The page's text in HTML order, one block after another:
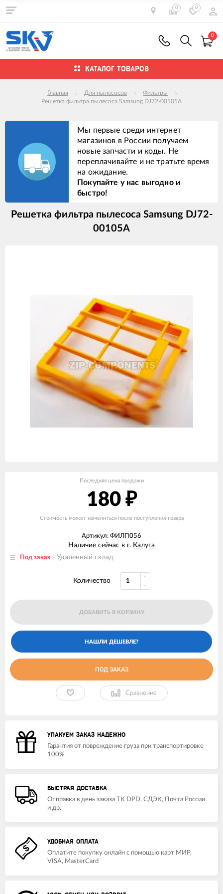
0 0
0
КАТАЛОГ ТОВАРОВ
Главная Для пылесосов
Фильтры
Решетка фильтра пылесоса Samsung DJ72-00105A
Мы первые среди интернет
магазинов в России получаем
новые запчасти и коды. Не
переплачивайте и не тратьте время
на ожидание.
Покупайте у нас выгодно и
быстро!
Решетка фильтра пылесоса Samsung DJ72-
00105A
Последняя цена продажи
180 ₽
Стоимость может измениться после поступления товара
Артикул: ФИЛП056
Наличие сейчас в г. Калуга
Под заказ - Удаленный склад
Количество
ДОБАВИТЬ В КОРЗИНУ
ПОД ЗАКАЗ
Сравнение
УПАКУЕМ ЗАКАЗ НАДЕЖНО
Гарантия от повреждение груза при транспортировке
100%
БЫСТРАЯ ДОСТАВКА
Отправка в день заказа ТК DPD, СДЭК, Почта России
и др.
УДОБНАЯ ОПЛАТА
Оплатите покупку онлайн с помощью карт МИР,
VISA, MasterCard